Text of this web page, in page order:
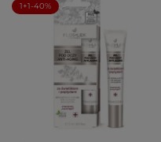
1+1-40%